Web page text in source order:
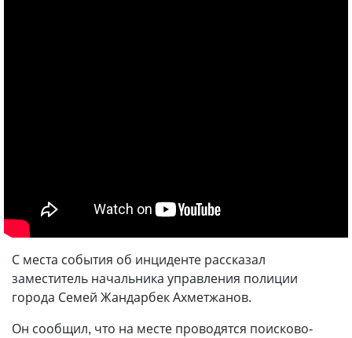
С места события об инциденте рассказал
заместитель начальника управления полиции
города Семей Жандарбек Ахметжанов.
Он сообщил, что на месте проводятся поисково-